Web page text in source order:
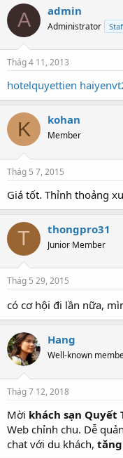
A admin
Administrator
Thág 4 11, 2013
hotelquyettien
K kohan
Member
Thág 5 7, 2015
Giá tốt. Thỉnh thoảng
T thongpro31
Junior Member
Thág 5 29, 2015
có cơ hội đi lần nữa,
Hang
Well-known
Thág 7 12, 2018
Mời khách sạn Quyết
Web chỉnh chu. Dễ
chat với du khách,